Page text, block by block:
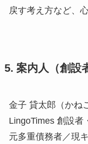
戻す考え方など、
5. 案内人（創設
金子 貸太郎（かね
LingoTimes 創設者
元多重債務者／現